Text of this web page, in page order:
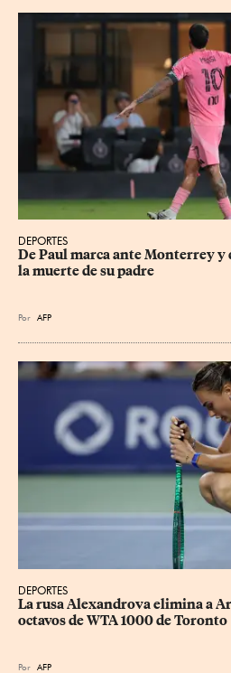
DEPORTES
De Paul marca ante Monterrey y
la muerte de su padre
Por AFP
DEPORTES
La rusa Alexandrova elimina a
octavos de WTA 1000 de Toronto
Por AFP